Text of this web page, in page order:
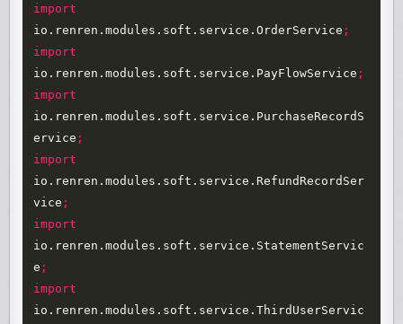
import
io.renren.modules.soft.service.OrderService ;
import
io.renren.modules.soft.service.PayFlowService ;
import
io.renren.modules.soft.service.PurchaseRecordS
ervice ;
import
io.renren.modules.soft.service.RefundRecordSer
vice ;
import
io.renren.modules.soft.service.StatementServic
e ;
import
io.renren.modules.soft.service.ThirdUserServic